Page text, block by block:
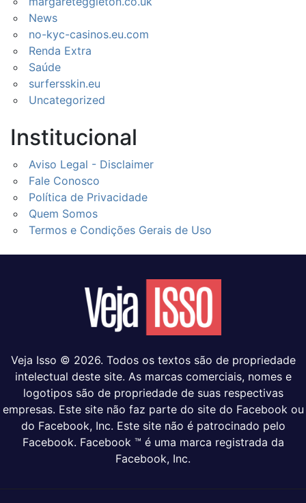
News
no-kyc-casinos.eu.com
Renda Extra
Saúde
surfersskin.eu
Uncategorized
Institucional
Aviso Legal - Disclaimer
Fale Conosco
Política de Privacidade
Quem Somos
Termos e Condições Gerais de Uso
Veja Isso © 2026. Todos os textos são de propriedade
intelectual deste site. As marcas comerciais, nomes e
logotipos são de propriedade de suas respectivas
empresas. Este site não faz parte do site do Facebook ou
do Facebook, Inc. Este site não é patrocinado pelo
Facebook. Facebook ™ é uma marca registrada da
Facebook, Inc.